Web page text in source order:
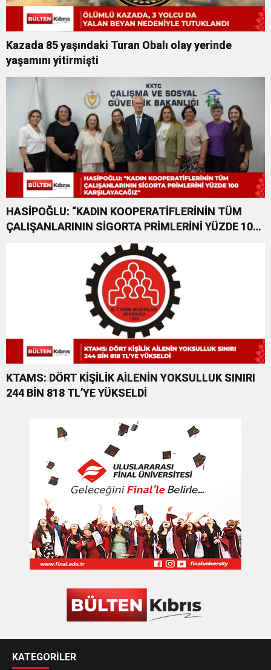
Kazada 85 yaşındaki Turan Obalı olay yerinde
yaşamını yitirmişti
HASİPOĞLU: “KADIN KOOPERATİFLERİNİN TÜM
ÇALIŞANLARININ SİGORTA PRİMLERİNİ YÜZDE 100
KTAMS: DÖRT KİŞİLİK AİLENİN YOKSULLUK SINIRI
244 BİN 818 TL’YE YÜKSELDİ
KATEGORİLER